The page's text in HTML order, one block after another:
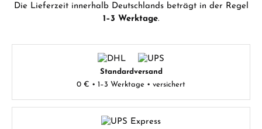
Die Lieferzeit innerhalb Deutschlands beträgt in der Regel
1–3 Werktage.
Standardversand
0 € • 1–3 Werktage • versichert